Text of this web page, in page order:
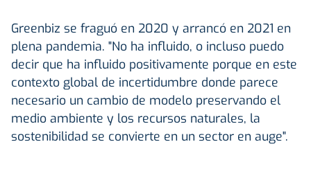
Greenbiz se fraguó en 2020 y arrancó en 2021 en
plena pandemia. "No ha influido, o incluso puedo
decir que ha influido positivamente porque en este
contexto global de incertidumbre donde parece
necesario un cambio de modelo preservando el
medio ambiente y los recursos naturales, la
sostenibilidad se convierte en un sector en auge".